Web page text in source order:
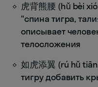
虎背熊腰 (hǔ bèi
"спина тигра,
описывает
телосложения
如虎添翼 (rú hǔ
тигру добавить